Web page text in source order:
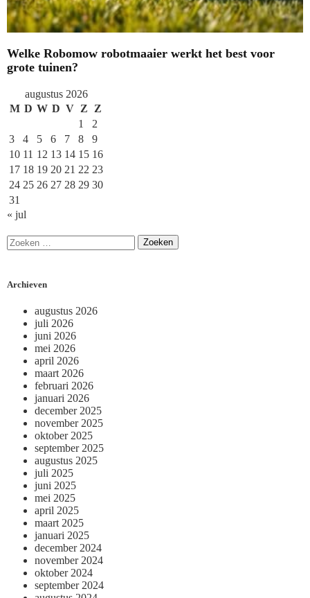
Welke Robomow robotmaaier werkt het best voor
grote tuinen?
augustus 2026
M D W D V Z
Z
1
2
3
4 5 6 7 8
9
10 11 12 13 14 15 16
17 18 19 20 21 22 23
24 25 26 27 28 29 30
31
« jul
Archieven
augustus 2026
juli 2026
juni 2026
mei 2026
april 2026
maart 2026
februari 2026
januari 2026
december 2025
november 2025
oktober 2025
september 2025
augustus 2025
juli 2025
juni 2025
mei 2025
april 2025
maart 2025
januari 2025
december 2024
november 2024
oktober 2024
september 2024